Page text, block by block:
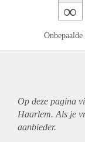
∞
Op deze pagina
Haarlem. Als je
aanbieder.